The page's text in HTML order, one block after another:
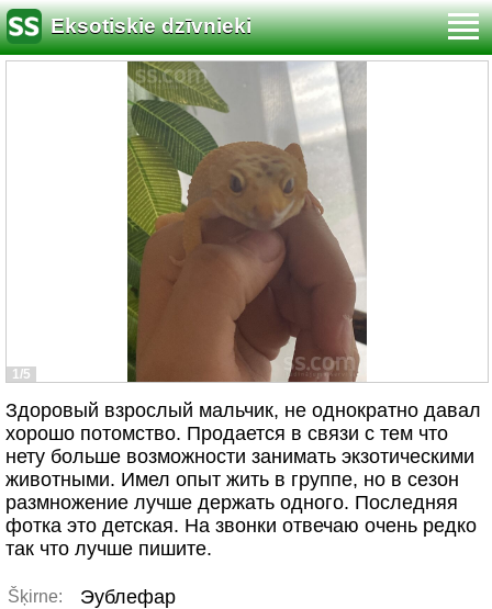
Eksotiskie dzīvnieki
1/5
Здоровый взрослый мальчик, не однократно давал
хорошо потомство. Продается в связи с тем что
нету больше возможности занимать экзотическими
животными. Имел опыт жить в группе, но в сезон
размножение лучше держать одного. Последняя
фотка это детская. На звонки отвечаю очень редко
так что лучше пишите.
Šķirne: Эублефар